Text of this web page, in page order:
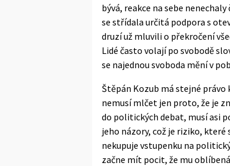
bývá, reakce na sebe
se střídala určitá podpora s
druzí už mluvili o překročení
Lidé často volají po svobodě
se najednou svoboda mění v
Štěpán Kozub má stejné
nemusí mlčet jen proto, že je
do politických debat, musí asi
jeho názory, což je riziko,
nekupuje vstupenku na
začne mít pocit, že mu